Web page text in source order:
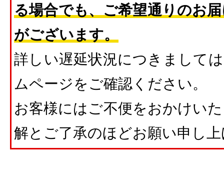
る場合でも、ご希望通りのお
がございます。
詳しい遅延状況につきまして
ムページをご確認ください。
お客様にはご不便をおかけい
解とご了承のほどお願い申し